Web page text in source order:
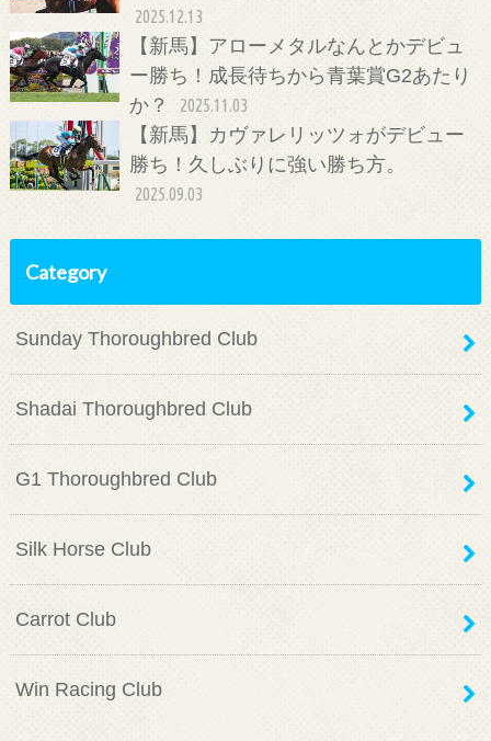
2025.12.13
【新馬】アローメタルなんとかデビュ
ー勝ち！成長待ちから青葉賞G2あたり
か？
2025.11.03
【新馬】カヴァレリッツォがデビュー
勝ち！久しぶりに強い勝ち方。
2025.09.03
Category
Sunday Thoroughbred Club
Shadai Thoroughbred Club
G1 Thoroughbred Club
Silk Horse Club
Carrot Club
Win Racing Club